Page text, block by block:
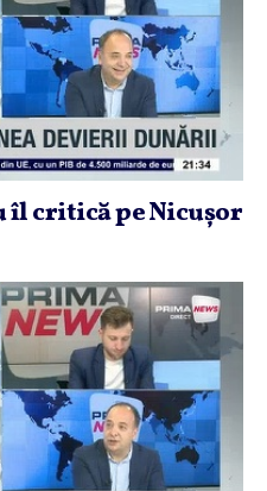
îl critică pe Nicuşor